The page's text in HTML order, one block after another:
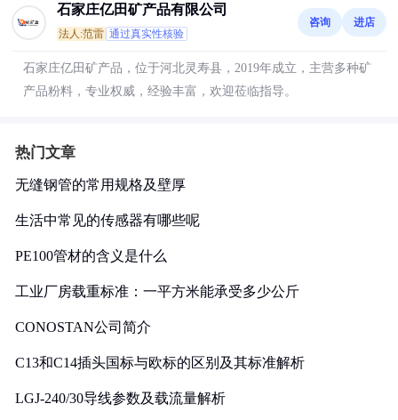
石家庄亿田矿产品有限公司
法人:范雷 通过真实性核验
咨询 进店
石家庄亿田矿产品，位于河北灵寿县，2019年成立，主营多种矿
产品粉料，专业权威，经验丰富，欢迎莅临指导。
热门文章
无缝钢管的常用规格及壁厚
生活中常见的传感器有哪些呢
PE100管材的含义是什么
工业厂房载重标准：一平方米能承受多少公斤
CONOSTAN公司简介
C13和C14插头国标与欧标的区别及其标准解析
LGJ-240/30导线参数及载流量解析